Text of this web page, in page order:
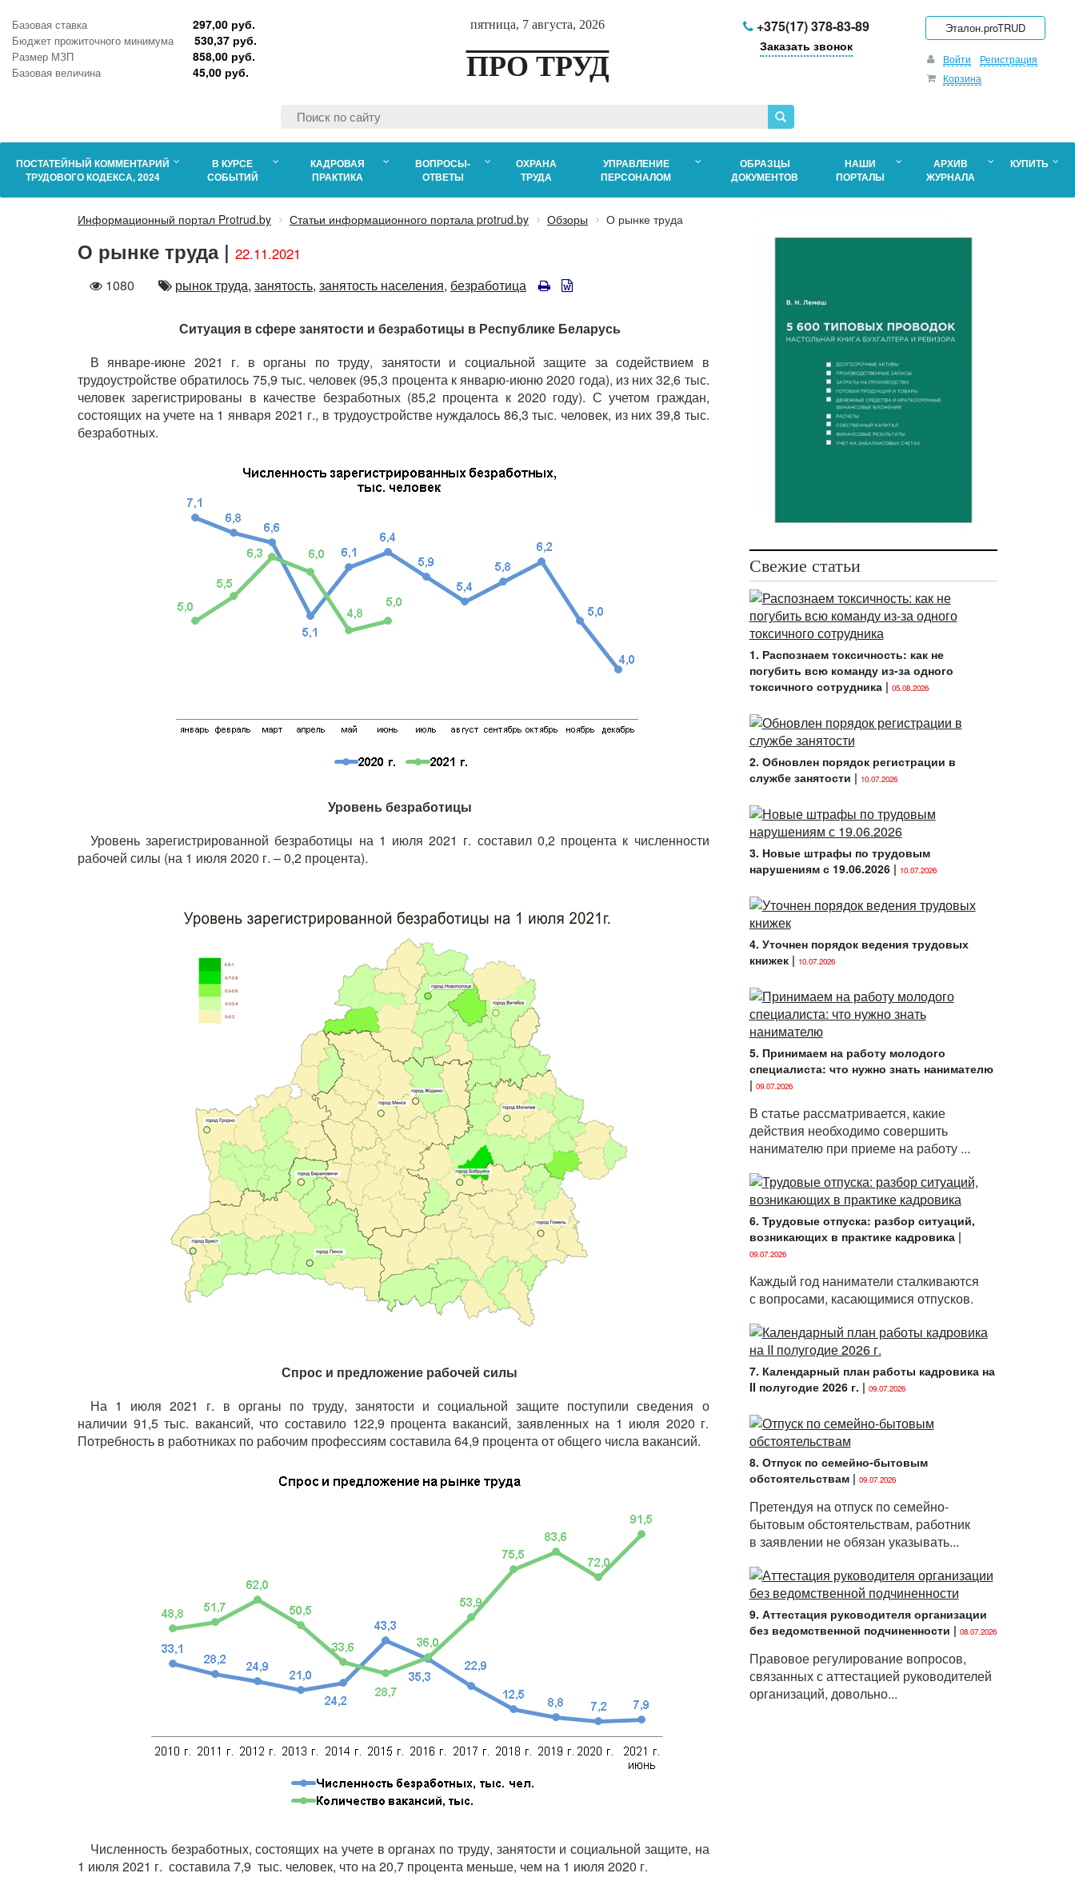
Базовая ставка 297,00 руб.
Бюджет прожиточного минимума 530,37 руб.
Размер МЗП 858,00 руб.
Базовая величина 45,00 руб.
пятница, 7 августа, 2026
ПРО ТРУД
+375(17) 378-83-89
Заказать звонок
Эталон.proTRUD
Войти
Регистрация
Корзина
ПОСТАТЕЙНЫЙ КОММЕНТАРИЙ
ТРУДОВОГО КОДЕКСА, 2024
В КУРСЕ
СОБЫТИЙ
КАДРОВАЯ
ПРАКТИКА
ВОПРОСЫ-
ОТВЕТЫ
ОХРАНА
ТРУДА
УПРАВЛЕНИЕ
ПЕРСОНАЛОМ
ОБРАЗЦЫ
ДОКУМЕНТОВ
НАШИ
ПОРТАЛЫ
АРХИВ
ЖУРНАЛА
КУПИТЬ
Информационный портал Protrud.by Статьи информационного портала protrud.by Обзоры О рынке труда
О рынке труда | 22.11.2021
Количество
1080 Автор
рынок труда, занятость, занятость населения, безработица
Ситуация в сфере занятости и безработицы в Республике Беларусь
В январе-июне 2021 г. в органы по труду, занятости и социальной защите за содействием в
трудоустройстве обратилось 75,9 тыс. человек (95,3 процента к январю-июню 2020 года), из них 32,6 тыс.
человек зарегистрированы в качестве безработных (85,2 процента к 2020 году). С учетом граждан,
состоящих на учете на 1 января 2021 г., в трудоустройстве нуждалось 86,3 тыс. человек, из них 39,8 тыс.
безработных.
Уровень безработицы
Уровень зарегистрированной безработицы на 1 июля 2021 г. составил 0,2 процента к численности
рабочей силы (на 1 июля 2020 г. – 0,2 процента).
Спрос и предложение рабочей силы
На 1 июля 2021 г. в органы по труду, занятости и социальной защите поступили сведения о
наличии 91,5 тыс. вакансий, что составило 122,9 процента вакансий, заявленных на 1 июля 2020 г.
Потребность в работниках по рабочим профессиям составила 64,9 процента от общего числа вакансий.
Численность безработных, состоящих на учете в органах по труду, занятости и социальной защите, на
1 июля 2021 г. составила 7,9 тыс. человек, что на 20,7 процента меньше, чем на 1 июля 2020 г.
Свежие статьи
1. Распознаем токсичность: как не
погубить всю команду из-за одного
токсичного сотрудника| 05.08.2026
2. Обновлен порядок регистрации в
службе занятости | 10.07.2026
3. Новые штрафы по трудовым
нарушениям с 19.06.2026| 10.07.2026
4. Уточнен порядок ведения трудовых
книжек| 10.07.2026
5. Принимаем на работу молодого
специалиста: что нужно знать нанимателю
| 09.07.2026
В статье рассматривается, какие
действия необходимо совершить
нанимателю при приеме на работу ...
6. Трудовые отпуска: разбор ситуаций,
возникающих в практике кадровика|
09.07.2026
Каждый год наниматели сталкиваются
с вопросами, касающимися отпусков.
7. Календарный план работы кадровика на
II полугодие 2026 г. | 09.07.2026
8. Отпуск по семейно-бытовым
обстоятельствам| 09.07.2026
Претендуя на отпуск по семейно-
бытовым обстоятельствам, работник
в заявлении не обязан указывать...
9. Аттестация руководителя организации
без ведомственной подчиненности | 08.07.2026
Правовое регулирование вопросов,
связанных с аттестацией руководителей
организаций, довольно...